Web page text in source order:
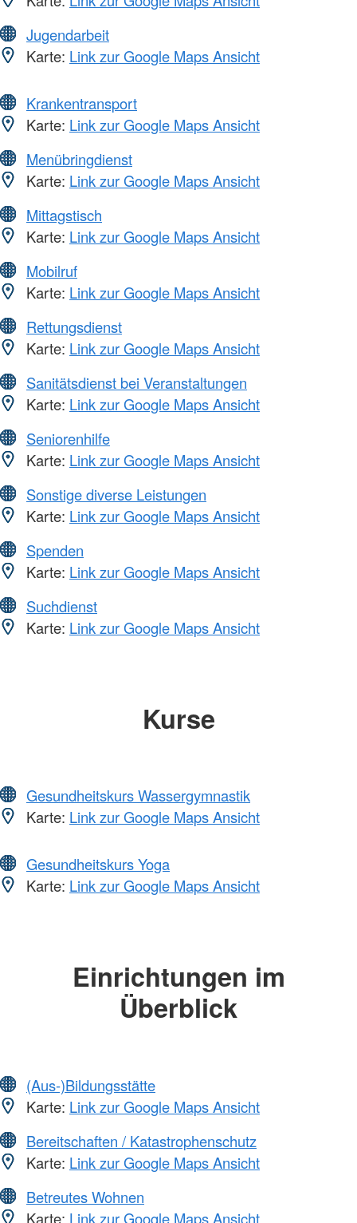
Jugendarbeit
Karte: Link zur Google Maps Ansicht
Krankentransport
Karte: Link zur Google Maps Ansicht
Menübringdienst
Karte: Link zur Google Maps Ansicht
Mittagstisch
Karte: Link zur Google Maps Ansicht
Mobilruf
Karte: Link zur Google Maps Ansicht
Rettungsdienst
Karte: Link zur Google Maps Ansicht
Sanitätsdienst bei Veranstaltungen
Karte: Link zur Google Maps Ansicht
Seniorenhilfe
Karte: Link zur Google Maps Ansicht
Sonstige diverse Leistungen
Karte: Link zur Google Maps Ansicht
Spenden
Karte: Link zur Google Maps Ansicht
Suchdienst
Karte: Link zur Google Maps Ansicht
Kurse
Gesundheitskurs Wassergymnastik
Karte: Link zur Google Maps Ansicht
Gesundheitskurs Yoga
Karte: Link zur Google Maps Ansicht
Einrichtungen im
Überblick
(Aus-)Bildungsstätte
Karte: Link zur Google Maps Ansicht
Bereitschaften / Katastrophenschutz
Karte: Link zur Google Maps Ansicht
Betreutes Wohnen
Karte: Link zur Google Maps Ansicht